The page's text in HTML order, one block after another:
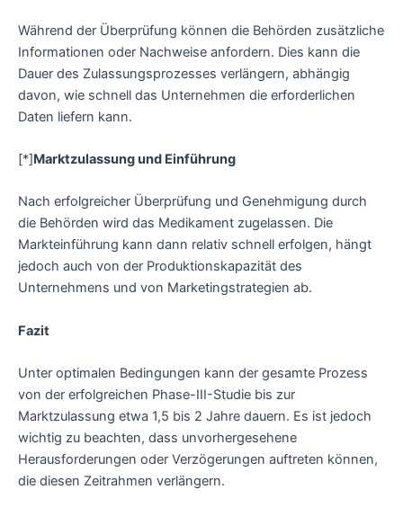
Während der Überprüfung können die Behörden zusätzliche
Informationen oder Nachweise anfordern. Dies kann die
Dauer des Zulassungsprozesses verlängern, abhängig
davon, wie schnell das Unternehmen die erforderlichen
Daten liefern kann.
[*]Marktzulassung und Einführung
Nach erfolgreicher Überprüfung und Genehmigung durch
die Behörden wird das Medikament zugelassen. Die
Markteinführung kann dann relativ schnell erfolgen, hängt
jedoch auch von der Produktionskapazität des
Unternehmens und von Marketingstrategien ab.
Fazit
Unter optimalen Bedingungen kann der gesamte Prozess
von der erfolgreichen Phase-III-Studie bis zur
Marktzulassung etwa 1,5 bis 2 Jahre dauern. Es ist jedoch
wichtig zu beachten, dass unvorhergesehene
Herausforderungen oder Verzögerungen auftreten können,
die diesen Zeitrahmen verlängern.